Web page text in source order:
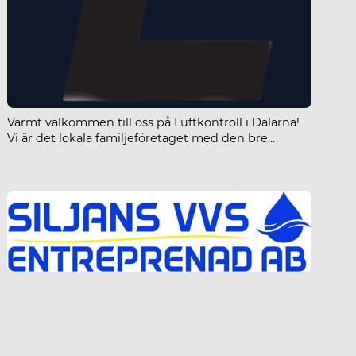
Varmt välkommen till oss på Luftkontroll i Dalarna!
Vi är det lokala familjeföretaget med den bre...
Sälens VVS-Teknik AB